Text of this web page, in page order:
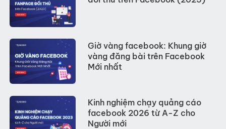
Giờ vàng facebook: Khung giờ
vàng đăng bài trên Facebook
Mới nhất
Kinh nghiệm chạy quảng cáo
facebook 2026 từ A-Z cho
Người mới